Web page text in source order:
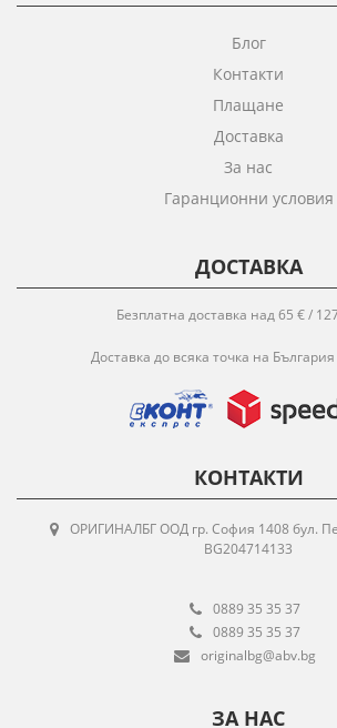
Блог
Контакти
Плащане
Доставка
За нас
Гаранционни условия
ДОСТАВКА
Безплатна доставка над 65 € /
Доставка до всяка точка на
КОНТАКТИ
ОРИГИНАЛБГ ООД гр. София 1408 бул.
BG204714133
0889 35 35 37
0889 35 35 37
originalbg@abv.bg
ЗА НАС